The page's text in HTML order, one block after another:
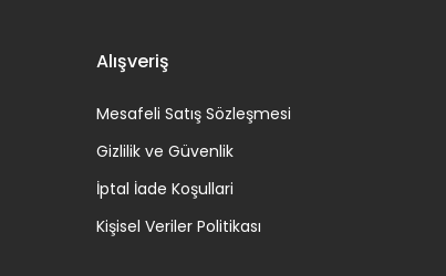
Alışveriş
Mesafeli Satış Sözleşmesi
Gizlilik ve Güvenlik
İptal İade Koşullari
Kişisel Veriler Politikası